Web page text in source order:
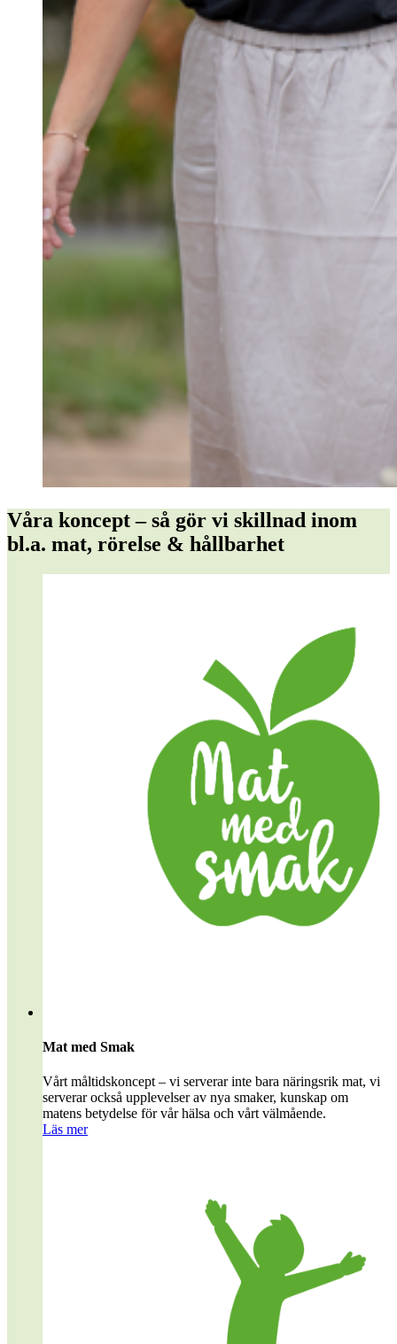
Våra koncept – så gör vi skillnad inom
bl.a. mat, rörelse & hållbarhet
Mat med Smak
Vårt måltidskoncept – vi serverar inte bara näringsrik mat, vi
serverar också upplevelser av nya smaker, kunskap om
matens betydelse för vår hälsa och vårt välmående.
Läs mer